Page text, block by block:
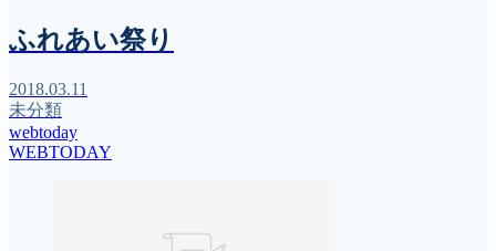
ふれあい祭り
2018.03.11
未分類
webtoday
WEBTODAY